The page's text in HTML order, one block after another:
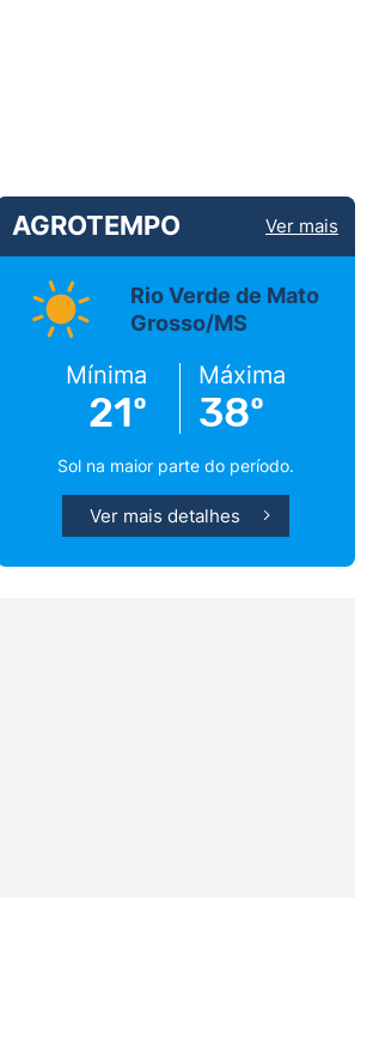
AGROTEMPO Ver mais
Rio Verde de Mato
Grosso/MS
Mínima
21º
Máxima
38º
Sol na maior parte do período.
Ver mais detalhes